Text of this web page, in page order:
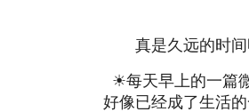
真是久远的时
☀每天早上的一篇
好像已经成了生活